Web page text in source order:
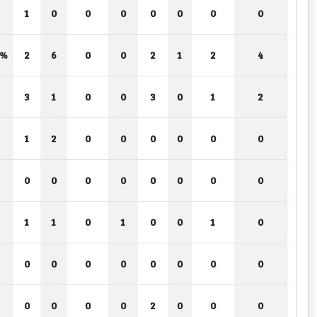
1 0 0 0 0 0 0 0
2 6 0 0 2 1 2 4
3 1 0 0 3 0 1 2
1 2 0 0 0 0 0 0
0 0 0 0 0 0 0 0
1 1 0 1 0 0 1 0
0 0 0 0 0 0 0 0
0 0 0 0 2 0 0 0